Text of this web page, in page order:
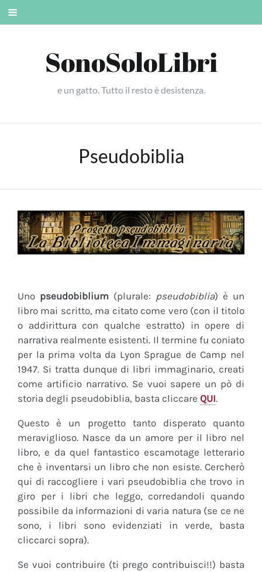
Skip
SonoSoloLibri
e un gatto. Tutto il resto è desistenza.
Pseudobiblia
Uno pseudobiblium (plurale: pseudobiblia) è un
libro mai scritto, ma citato come vero (con il titolo
o addirittura con qualche estratto) in opere di
narrativa realmente esistenti. Il termine fu coniato
per la prima volta da Lyon Sprague de Camp nel
1947. Si tratta dunque di libri immaginario, creati
come artificio narrativo. Se vuoi sapere un pò di
storia degli pseudobiblia, basta cliccare QUI.
Questo è un progetto tanto disperato quanto
meraviglioso. Nasce da un amore per il libro nel
libro, e da quel fantastico escamotage letterario
che è inventarsi un libro che non esiste. Cercherò
qui di raccogliere i vari pseudobiblia che trovo in
giro per i libri che leggo, corredandoli quando
possibile da informazioni di varia natura (se ce ne
sono, i libri sono evidenziati in verde, basta
cliccarci sopra).
Se vuoi contribuire (ti prego contribuisci!!) basta